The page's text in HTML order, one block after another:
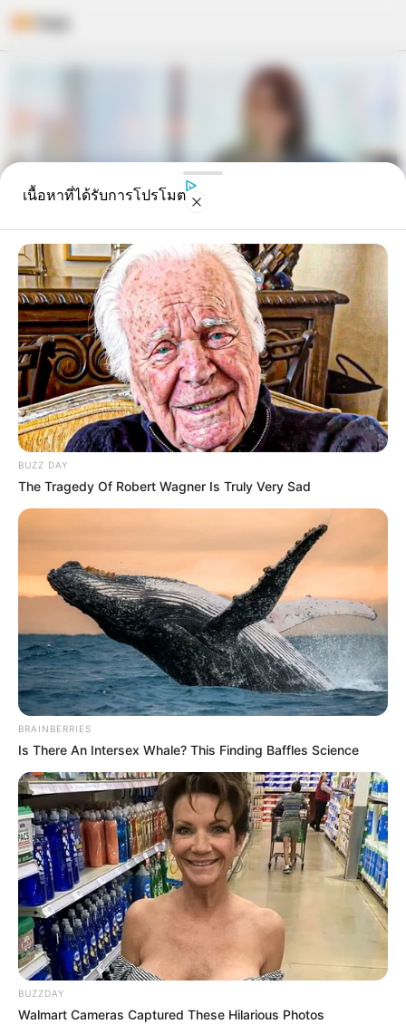
content
จัดโต๊ะทำงานตามฮวงจุ้ย สำหรับคุณ
ผู้หญิง !! ให้เป็นที่รักของเจ้านาย
เจ้าหมอดู 4 ก.ย. 2019 3
แชร์
จัดโต๊ะทำงาน ตามฮวงจุ้ย แบบฉบับเฉพาะคุณผู้หญิง!! จะ
ต้องจัดแบบไหนถึงจะให้เป็นที่รักของเจ้านาย อันนี้สำคัญนะ
จ๊ะ เพราะทำงานเหนื่อยทั้งที ก็อยากจะให้ความเหนื่อยที่
ทุ่มเทลงไปมีคนเห็นผลงานของเราบ้าง วันนี้แม่หมอ แห่ง
Horoscope.mthai.comเลยขอมาเขียนถึงสักนิด แล้ว
อย่าลืมไปจัดตามที่แนะนำนะคะ 🙂
จัดโต๊ะทำงานตามฮวงจุ้ย สำหรับคุณผู้
หญิง
เนื้อหาที่ได้รับการโปรโมต
BUZZ DAY
The Tragedy Of Robert Wagner Is Truly Very Sad
BRAINBERRIES
Is There An Intersex Whale? This Finding Baffles Science
BUZZDAY
Walmart Cameras Captured These Hilarious Photos